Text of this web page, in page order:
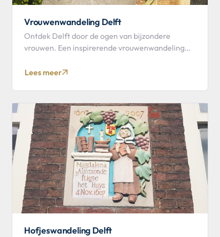
Vrouwenwandeling Delft
Ontdek Delft door de ogen van bijzondere
vrouwen. Een inspirerende vrouwenwandeling
Lees meer
Hofjeswandeling Delft